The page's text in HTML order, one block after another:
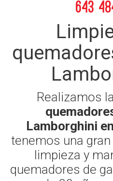
643
Realizamos
Lamborghini
tenemos una
limpieza y
quemadores de